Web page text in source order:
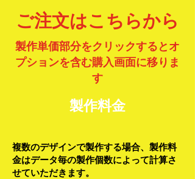
ご注文はこちらから
製作単価部分をクリックするとオ
プションを含む購入画面に移りま
す
製作料金
複数のデザインで製作する場合、製作料
金はデータ毎の製作個数によって計算さ
せていただきます。